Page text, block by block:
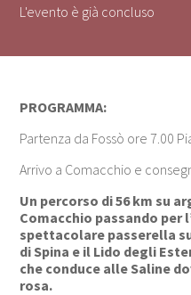
L'evento è già concluso
PROGRAMMA:
Partenza da Fossò ore 7.00
Arrivo a Comacchio e
Un percorso di 56 km su
Comacchio passando per
spettacolare passerella
di Spina e il Lido degli
che conduce alle Saline
rosa.